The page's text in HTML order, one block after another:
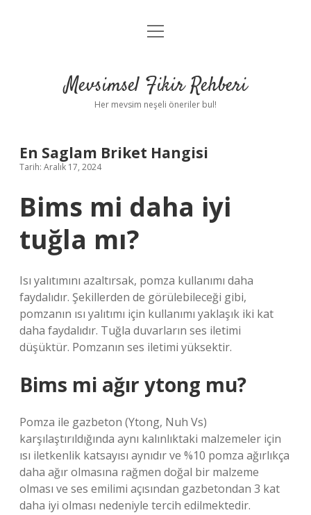
Anasayfa
Yasal Uyarı
menüyü
Mevsimsel Fikir Rehberi
Her mevsim neşeli öneriler bul!
En Saglam Briket Hangisi
Tarih: Aralık 17, 2024
Bims mi daha iyi
tuğla mı?
Isı yalıtımını azaltırsak, pomza kullanımı daha
faydalıdır. Şekillerden de görülebileceği gibi,
pomzanın ısı yalıtımı için kullanımı yaklaşık iki kat
daha faydalıdır. Tuğla duvarların ses iletimi
düşüktür. Pomzanın ses iletimi yüksektir.
Bims mi ağır ytong mu?
Pomza ile gazbeton (Ytong, Nuh Vs)
karşılaştırıldığında aynı kalınlıktaki malzemeler için
ısı iletkenlik katsayısı aynıdır ve %10 pomza ağırlıkça
daha ağır olmasına rağmen doğal bir malzeme
olması ve ses emilimi açısından gazbetondan 3 kat
daha iyi olması nedeniyle tercih edilmektedir.